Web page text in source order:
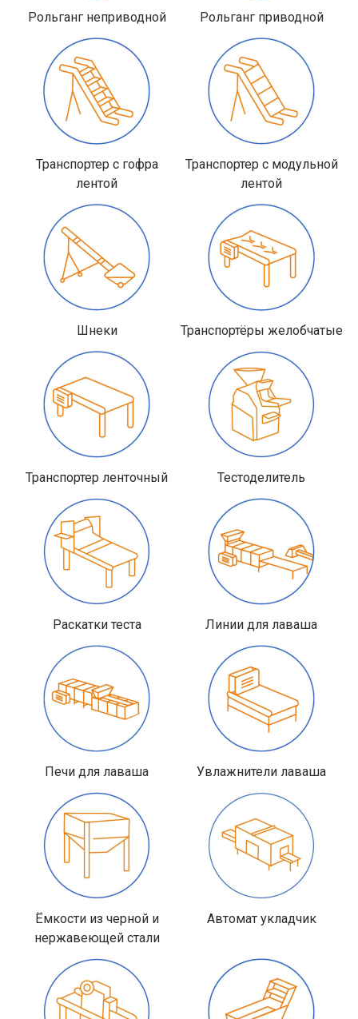
Рольганг неприводной Рольганг приводной
Транспортер с гофра
лентой
Транспортер с модульной
лентой
Шнеки Транспортёры желобчатые
Транспортер ленточный Тестоделитель
Раскатки теста Линии для лаваша
Печи для лаваша Увлажнители лаваша
Ёмкости из черной и
нержавеющей стали
Автомат укладчик